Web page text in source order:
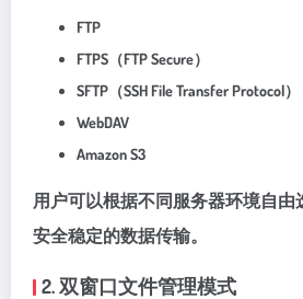
FTP
FTPS（FTP Secure）
SFTP（SSH File Transfer Protocol）
WebDAV
Amazon S3
用户可以根据不同服务器环境自由
安全稳定的数据传输。
2. 双窗口文件管理模式